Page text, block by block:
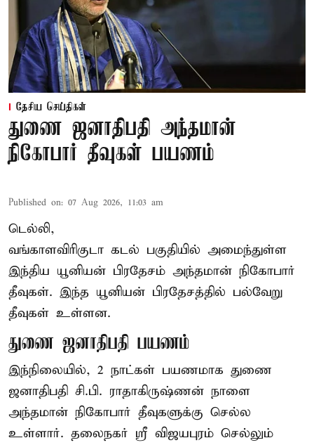
தேசிய செய்திகள்
துணை ஜனாதிபதி அந்தமான்
நிகோபார் தீவுகள் பயணம்
Published on: 07 Aug 2026, 11:03 am
டெல்லி,
வங்காளவிரிகுடா கடல் பகுதியில் அமைந்துள்ள
இந்திய யூனியன் பிரதேசம் அந்தமான் நிகோபார்
தீவுகள். இந்த யூனியன் பிரதேசத்தில் பல்வேறு
தீவுகள் உள்ளன.
துணை ஜனாதிபதி பயணம்
இந்நிலையில், 2 நாட்கள் பயணமாக துணை
ஜனாதிபதி சி.பி. ராதாகிருஷ்ணன் நாளை
அந்தமான் நிகோபார் தீவுகளுக்கு செல்ல
உள்ளார். தலைநகர் ஸ்ரீ விஜயபுரம் செல்லும்